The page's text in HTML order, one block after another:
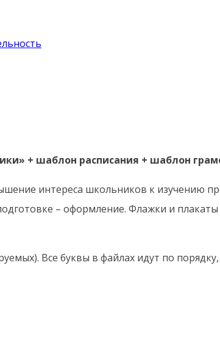
+ шаблон расписания + шаблон
интереса школьников к изучению
– оформление. Флажки и плакаты
Все буквы в файлах идут по